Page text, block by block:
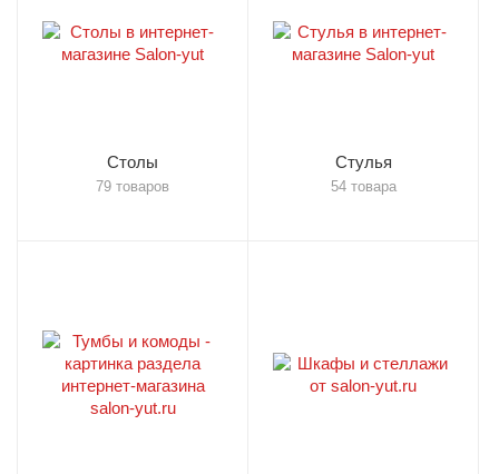
Столы
79 товаров
Стулья
54 товара